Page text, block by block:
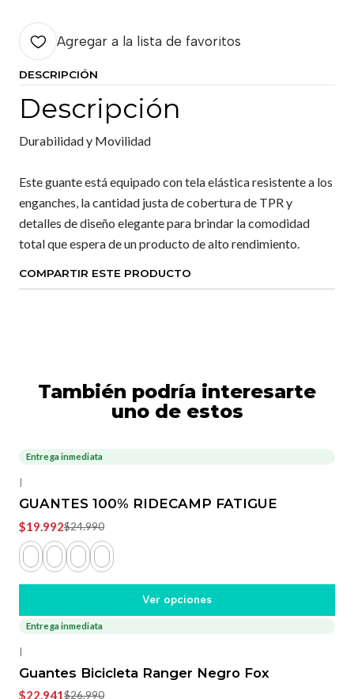
Agregar a la lista de favoritos
DESCRIPCIÓN
Descripción
Durabilidad y Movilidad
Este guante está equipado con tela elástica resistente a los
enganches, la cantidad justa de cobertura de TPR y
detalles de diseño elegante para brindar la comodidad
total que espera de un producto de alto rendimiento.
COMPARTIR ESTE PRODUCTO
También podría interesarte
uno de estos
-20%
Entrega inmediata
|
GUANTES 100% RIDECAMP FATIGUE
$19.992$24.990
Ver opciones
-15%
Entrega inmediata
|
Guantes Bicicleta Ranger Negro Fox
$22.941$26.990